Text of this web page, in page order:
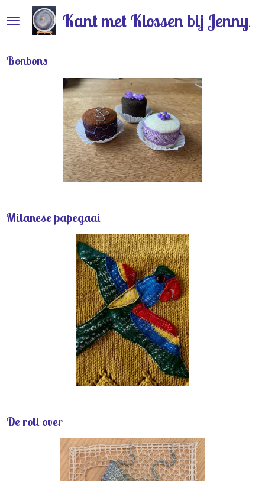
direct
de
Kant met Klossen bij Jenny
Bonbons
Milanese papegaai
De roll over